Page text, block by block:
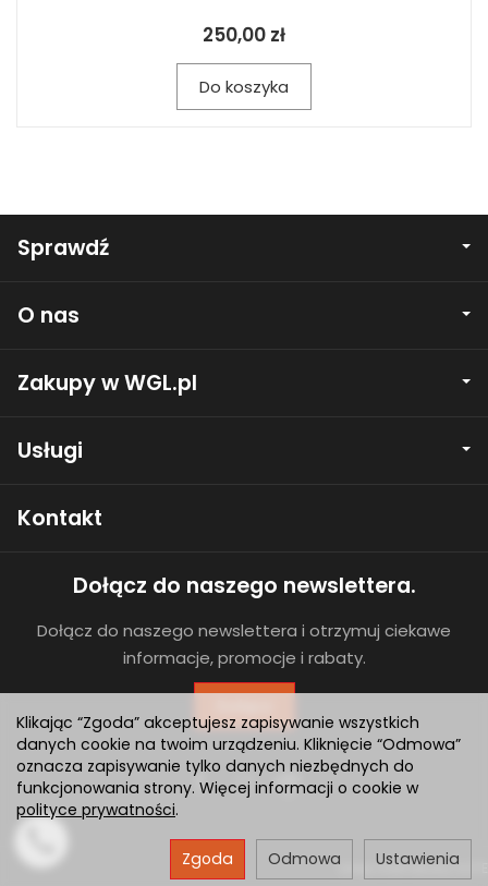
250,00 zł
Do koszyka
Sprawdź
O nas
Zakupy w WGL.pl
Usługi
Kontakt
Dołącz do naszego newslettera.
Dołącz do naszego newslettera i otrzymuj ciekawe
informacje, promocje i rabaty.
Sklep internetowy SOTE
Klikając “Zgoda” akceptujesz zapisywanie wszystkich
danych cookie na twoim urządzeniu. Kliknięcie “Odmowa”
oznacza zapisywanie tylko danych niezbędnych do
funkcjonowania strony. Więcej informacji o cookie w
polityce prywatności.
Ustawienia
Odmowa
Zgoda